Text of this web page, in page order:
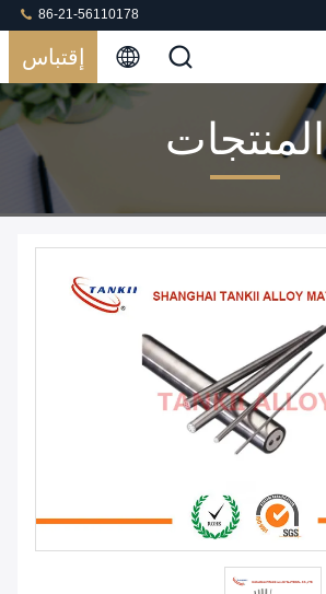
86-21-56110178
إقتباس
المنتجات